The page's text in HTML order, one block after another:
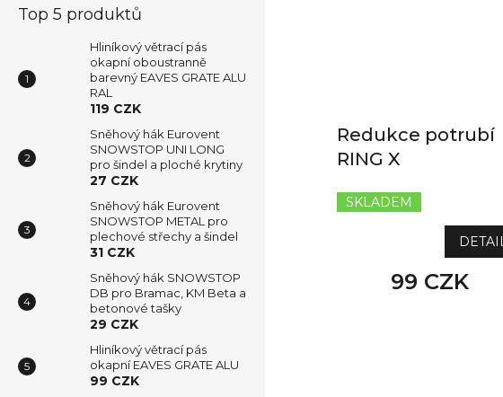
Top 5 produktů
Hliníkový větrací pás
okapní oboustranně
barevný EAVES GRATE ALU
RAL
119 CZK
Sněhový hák Eurovent
SNOWSTOP UNI LONG
pro šindel a ploché krytiny
27 CZK
Sněhový hák Eurovent
SNOWSTOP METAL pro
plechové střechy a šindel
31 CZK
Sněhový hák SNOWSTOP
DB pro Bramac, KM Beta a
betonové tašky
29 CZK
Hliníkový větrací pás
okapní EAVES GRATE ALU
99 CZK
Redukce potrubí
RING X
SKLADEM
99 CZK
DETAIL